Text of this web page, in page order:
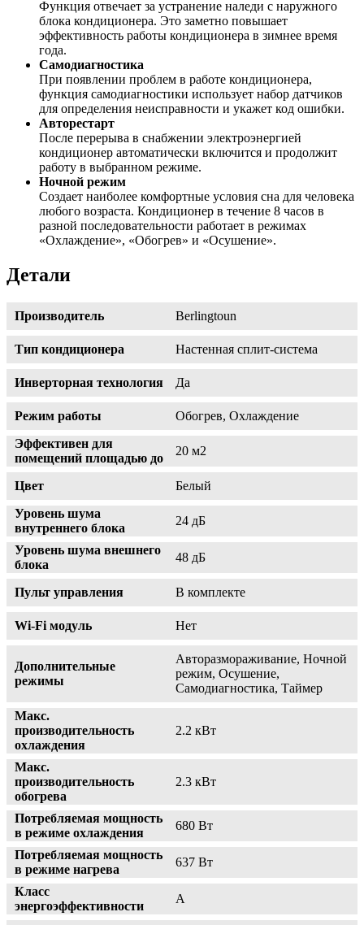
Функция отвечает за устранение наледи с наружного
блока кондиционера. Это заметно повышает
эффективность работы кондиционера в зимнее время
года.
Самодиагностика
При появлении проблем в работе кондиционера,
функция самодиагностики использует набор датчиков
для определения неисправности и укажет код ошибки.
Авторестарт
После перерыва в снабжении электроэнергией
кондиционер автоматически включится и продолжит
работу в выбранном режиме.
Ночной режим
Создает наиболее комфортные условия сна для человека
любого возраста. Кондиционер в течение 8 часов в
разной последовательности работает в режимах
«Охлаждение», «Обогрев» и «Осушение».
Детали
Производитель Berlingtoun
Тип кондиционера Настенная сплит-система
Инверторная технология Да
Режим работы
Обогрев, Охлаждение
Эффективен для
помещений площадью до
20 м2
Цвет
Белый
Уровень шума
внутреннего блока
24 дБ
Уровень шума внешнего
блока
48 дБ
Пульт управления В комплекте
Wi-Fi модуль Нет
Дополнительные
режимы
Авторазмораживание, Ночной
режим, Осушение,
Самодиагностика, Таймер
Макс.
производительность
охлаждения
2.2 кВт
Макс.
производительность
обогрева
2.3 кВт
Потребляемая мощность
в режиме охлаждения
680 Вт
Потребляемая мощность
в режиме нагрева
637 Вт
Класс
энергоэффективности
A